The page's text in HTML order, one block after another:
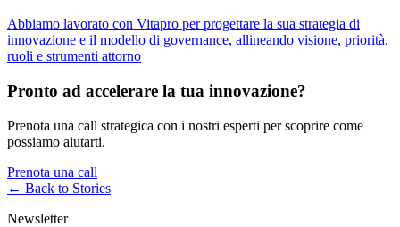
Abbiamo lavorato con Vitapro per progettare la sua strategia di
innovazione e il modello di governance, allineando visione, priorità,
ruoli e strumenti attorno
Pronto ad accelerare la tua innovazione?
Prenota una call strategica con i nostri esperti per scoprire come
possiamo aiutarti.
Prenota una call
← Back to Stories
Newsletter